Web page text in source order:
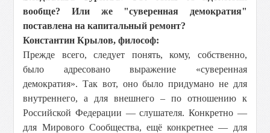
вообще? Или же "суверенная демократия"
поставлена на капитальный ремонт?
Константин Крылов, философ:
Прежде всего, следует понять, кому, собственно,
было адресовано выражение «суверенная
демократия». Так вот, оно было придумано не для
внутреннего, а для внешнего – по отношению к
Российской Федерации — слушателя. Конкретно —
для Мирового Сообщества, ещё конкретнее — для